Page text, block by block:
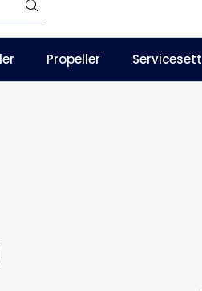
NO Infosenter
Propeller Servicesett